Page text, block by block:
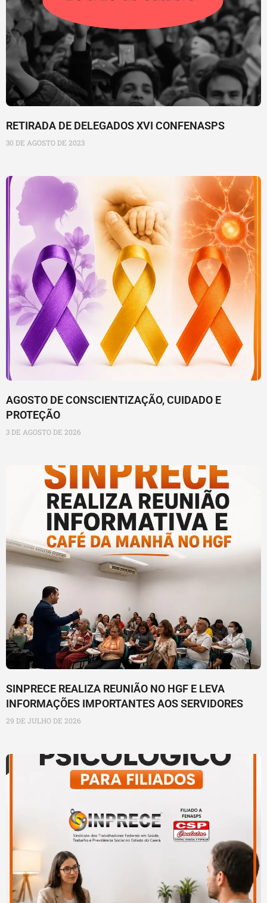
RETIRADA DE DELEGADOS XVI CONFENASPS
30 DE AGOSTO DE 2023
AGOSTO DE CONSCIENTIZAÇÃO, CUIDADO E
PROTEÇÃO
3 DE AGOSTO DE 2026
SINPRECE REALIZA REUNIÃO NO HGF E LEVA
INFORMAÇÕES IMPORTANTES AOS SERVIDORES
29 DE JULHO DE 2026